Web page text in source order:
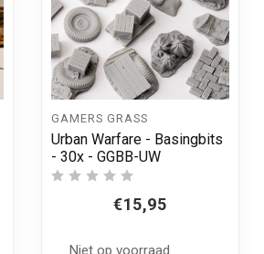
GAMERS GRASS
Urban Warfare - Basingbits
- 30x - GGBB-UW
€15,95
Niet op voorraad